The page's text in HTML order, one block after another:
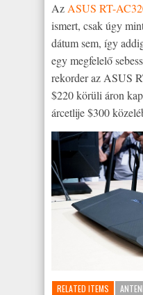
AzASUS RT-
ismert, csak úgy
dátum sem, így
egy megfelelő
rekorder az ASUS
$220 körüli áron
árcetlije $300
RELATED ITEMS